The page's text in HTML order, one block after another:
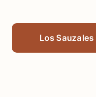
Los